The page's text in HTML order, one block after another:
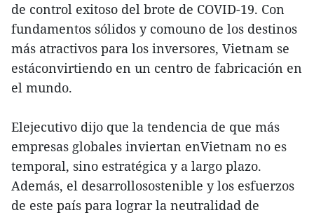
de control exitoso del brote de COVID-19. Con
fundamentos sólidos y comouno de los destinos
más atractivos para los inversores, Vietnam se
estáconvirtiendo en un centro de fabricación en
el mundo.
Elejecutivo dijo que la tendencia de que más
empresas globales inviertan enVietnam no es
temporal, sino estratégica y a largo plazo.
Además, el desarrollosostenible y los esfuerzos
de este país para lograr la neutralidad de